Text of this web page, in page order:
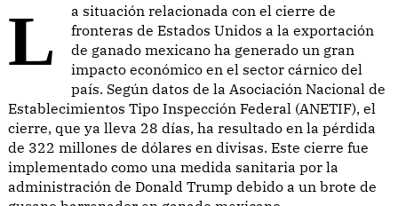
La situación relacionada con el cierre de
fronteras de Estados Unidos a la exportación
de ganado mexicano ha generado un gran
impacto económico en el sector cárnico del
país. Según datos de la Asociación Nacional de
Establecimientos Tipo Inspección Federal (ANETIF), el
cierre, que ya lleva 28 días, ha resultado en la pérdida
de 322 millones de dólares en divisas. Este cierre fue
implementado como una medida sanitaria por la
administración de Donald Trump debido a un brote de